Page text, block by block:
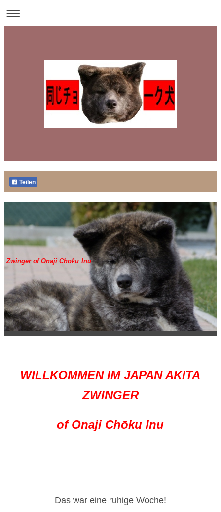
Teilen
Zwinger of Onaji Choku Inu
WILLKOMMEN IM JAPAN AKITA
ZWINGER
of Onaji Chōku Inu
Das war eine ruhige Woche!